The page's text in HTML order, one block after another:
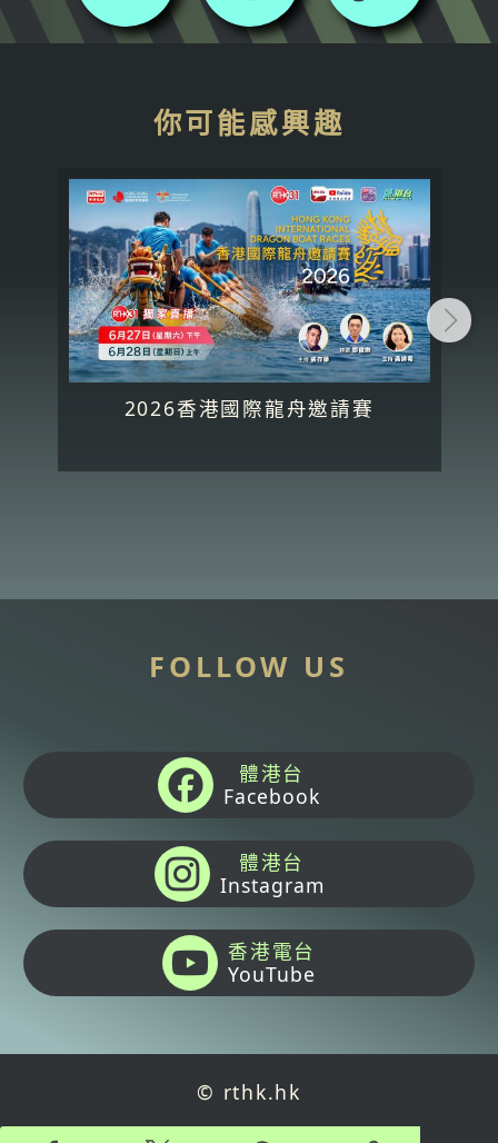
你可能感興趣
2026香港國際龍舟邀請賽
FOLLOW US
體港台
Facebook
體港台
Instagram
香港電台
YouTube
© rthk.hk